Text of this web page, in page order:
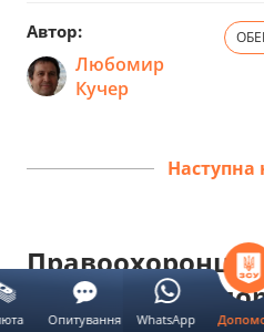
Автор:
Любомир
Кучер
Наступна
Правоохоронці
реагувати на
Опитування WhatsApp